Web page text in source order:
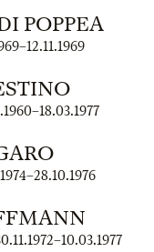
POPPEA
–12.11.1969
–18.03.1977
–28.10.1976
–10.03.1977